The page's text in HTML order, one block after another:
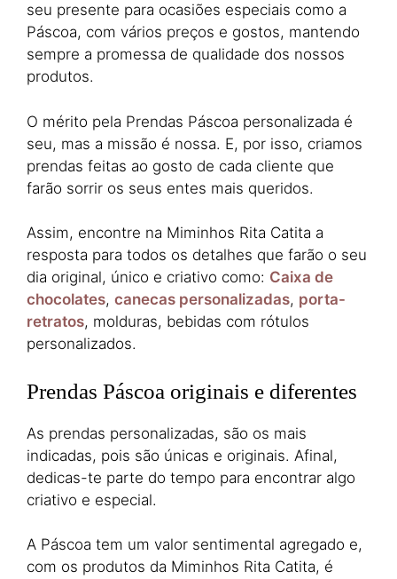
seu presente para ocasiões especiais como a
Páscoa, com vários preços e gostos, mantendo
sempre a promessa de qualidade dos nossos
produtos.
O mérito pela Prendas Páscoa personalizada é
seu, mas a missão é nossa. E, por isso, criamos
prendas feitas ao gosto de cada cliente que
farão sorrir os seus entes mais queridos.
Assim, encontre na Miminhos Rita Catita a
resposta para todos os detalhes que farão o seu
dia original, único e criativo como: Caixa de
chocolates, canecas personalizadas, porta-
retratos, molduras, bebidas com rótulos
personalizados.
Prendas Páscoa originais e diferentes
As prendas personalizadas, são os mais
indicadas, pois são únicas e originais. Afinal,
dedicas-te parte do tempo para encontrar algo
criativo e especial.
A Páscoa tem um valor sentimental agregado e,
com os produtos da Miminhos Rita Catita, é